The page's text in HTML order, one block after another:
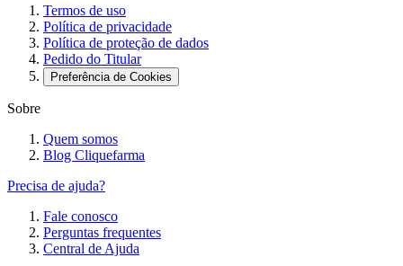
Termos de uso
Política de privacidade
Política de proteção de dados
Pedido do Titular
Preferência de Cookies
Sobre
Quem somos
Blog Cliquefarma
Precisa de ajuda?
Fale conosco
Perguntas frequentes
Central de Ajuda